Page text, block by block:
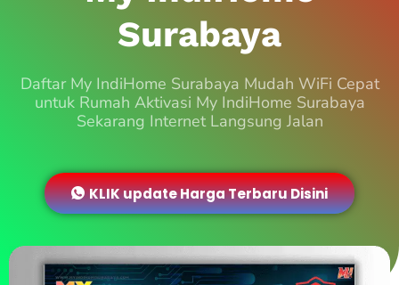
Surabaya
Daftar My IndiHome Surabaya Mudah WiFi Cepat
untuk Rumah Aktivasi My IndiHome Surabaya
Sekarang Internet Langsung Jalan
KLIK update Harga Terbaru Disini